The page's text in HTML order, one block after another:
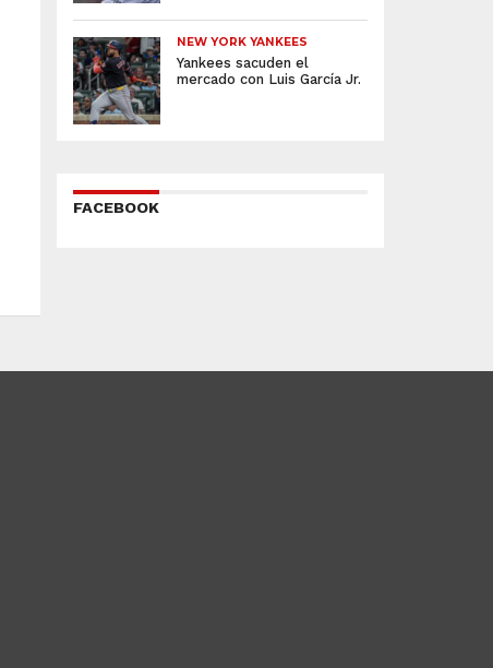
NEW YORK YANKEES
Yankees sacuden el
mercado con Luis García Jr.
FACEBOOK